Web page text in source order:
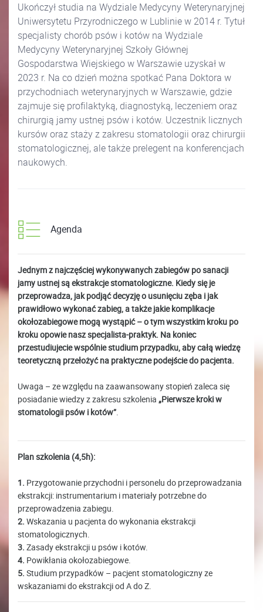
Ukończył studia na Wydziale Medycyny Weterynaryjnej
Uniwersytetu Przyrodniczego w Lublinie w 2014 r. Tytuł
specjalisty chorób psów i kotów na Wydziale
Medycyny Weterynaryjnej Szkoły Głównej
Gospodarstwa Wiejskiego w Warszawie uzyskał w
2023 r. Na co dzień można spotkać Pana Doktora w
przychodniach weterynaryjnych w Warszawie, gdzie
zajmuje się profilaktyką, diagnostyką, leczeniem oraz
chirurgią jamy ustnej psów i kotów. Uczestnik licznych
kursów oraz staży z zakresu stomatologii oraz chirurgii
stomatologicznej, ale także prelegent na konferencjach
naukowych.
Agenda
Jednym z najczęściej wykonywanych zabiegów po sanacji
jamy ustnej są ekstrakcje stomatologiczne. Kiedy się je
przeprowadza, jak podjąć decyzję o usunięciu zęba i jak
prawidłowo wykonać zabieg, a także jakie komplikacje
okołozabiegowe mogą wystąpić – o tym wszystkim kroku po
kroku opowie nasz specjalista-praktyk. Na koniec
przestudiujecie wspólnie studium przypadku, aby całą wiedzę
teoretyczną przełożyć na praktyczne podejście do pacjenta.
Uwaga – ze względu na zaawansowany stopień zaleca się
posiadanie wiedzy z zakresu szkolenia „Pierwsze kroki w
stomatologii psów i kotów”.
Plan szkolenia (4,5h):
1. Przygotowanie przychodni i personelu do przeprowadzania
ekstrakcji: instrumentarium i materiały potrzebne do
przeprowadzenia zabiegu.
2. Wskazania u pacjenta do wykonania ekstrakcji
stomatologicznych.
3. Zasady ekstrakcji u psów i kotów.
4. Powikłania okołozabiegowe.
5. Studium przypadków – pacjent stomatologiczny ze
wskazaniami do ekstrakcji od A do Z.